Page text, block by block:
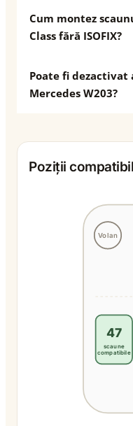
Cum montez
Class fără ISOFIX?
Poate fi dezactivat
Mercedes W203?
Poziții
Volan
47
scaune
compatibile